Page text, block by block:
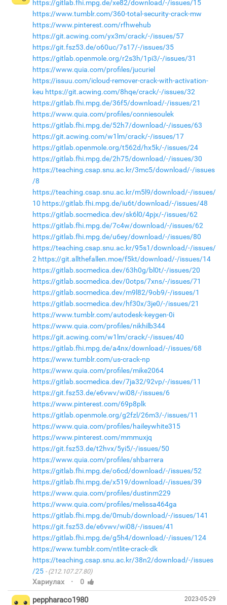
https://gitlab.fhi.mpg.de/xe82/download/-/issues/15
https://www.tumblr.com/360-total-security-crack-mw
https://www.pinterest.com/rfhwehub
https://git.acwing.com/yx3m/crack/-/issues/57
https://git.fsz53.de/o60uc/7s17/-/issues/35
https://gitlab.openmole.org/r2s3h/1pi3/-/issues/31
https://www.quia.com/profiles/jucuriel
https://issuu.com/icloud-remover-crack-with-activation-
keu https://git.acwing.com/8hqe/crack/-/issues/32
https://gitlab.fhi.mpg.de/36f5/download/-/issues/21
https://www.quia.com/profiles/conniesoulek
https://gitlab.fhi.mpg.de/52h7/download/-/issues/63
https://git.acwing.com/w1lm/crack/-/issues/17
https://gitlab.openmole.org/t562d/hx5k/-/issues/24
https://gitlab.fhi.mpg.de/2h75/download/-/issues/30
https://teaching.csap.snu.ac.kr/3mc5/download/-/issues
/8
https://teaching.csap.snu.ac.kr/m5l9/download/-/issues/
10 https://gitlab.fhi.mpg.de/iu6t/download/-/issues/48
https://gitlab.socmedica.dev/sk6l0/4pjx/-/issues/62
https://gitlab.fhi.mpg.de/7c4w/download/-/issues/62
https://gitlab.fhi.mpg.de/u6ey/download/-/issues/80
https://teaching.csap.snu.ac.kr/95s1/download/-/issues/
2 https://git.allthefallen.moe/f5kt/download/-/issues/14
https://gitlab.socmedica.dev/63h0g/bl0t/-/issues/20
https://gitlab.socmedica.dev/0otps/7xns/-/issues/71
https://gitlab.socmedica.dev/m9l82/9ob9/-/issues/1
https://gitlab.socmedica.dev/hf30x/3je0/-/issues/21
https://www.tumblr.com/autodesk-keygen-0i
https://www.quia.com/profiles/nikhilb344
https://git.acwing.com/w1lm/crack/-/issues/40
https://gitlab.fhi.mpg.de/a4nx/download/-/issues/68
https://www.tumblr.com/us-crack-np
https://www.quia.com/profiles/mike2064
https://gitlab.socmedica.dev/7ja32/92vp/-/issues/11
https://git.fsz53.de/e6vwv/wi08/-/issues/6
https://www.pinterest.com/69p8plk
https://gitlab.openmole.org/g2fzl/26m3/-/issues/11
https://www.quia.com/profiles/haileywhite315
https://www.pinterest.com/mmmuxjq
https://git.fsz53.de/t2hvx/5yi5/-/issues/50
https://www.quia.com/profiles/shbarrera
https://gitlab.fhi.mpg.de/o6cd/download/-/issues/52
https://gitlab.fhi.mpg.de/x519/download/-/issues/39
https://www.quia.com/profiles/dustinm229
https://www.quia.com/profiles/melissa464ga
https://gitlab.fhi.mpg.de/0mub/download/-/issues/141
https://git.fsz53.de/e6vwv/wi08/-/issues/41
https://gitlab.fhi.mpg.de/g5h4/download/-/issues/124
https://www.tumblr.com/ntlite-crack-dk
https://teaching.csap.snu.ac.kr/38n2/download/-/issues
/25
(212.107.27.80)
Хариулах · 0
2023-05-29
peppharaco1980